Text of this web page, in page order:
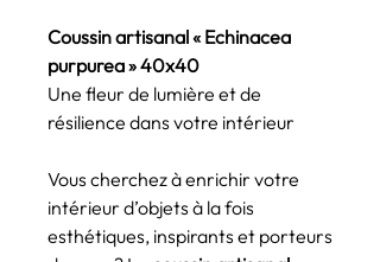
Coussin artisanal « Echinacea
purpurea » 40x40
Une fleur de lumière et de
résilience dans votre intérieur
Vous cherchez à enrichir votre
intérieur d’objets à la fois
esthétiques, inspirants et porteurs